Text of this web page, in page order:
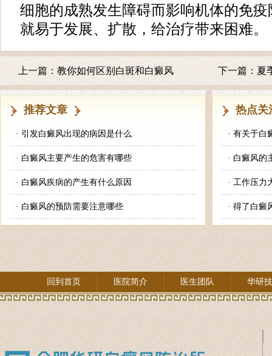
细胞的成熟发生障碍而影响机体的免
就易于发展、扩散，给治疗带来困难。
上一篇： 教你如何区别白斑和白癜风 下一篇： 夏
推荐文章
· 引发白癜风出现的病因是什么
· 白癜风主要产生的危害有哪些
· 白癜风疾病的产生有什么原因
· 白癜风的预防需要注意哪些
热点
· 有关于白
· 白癜风的
· 工作压力
· 得了白癜
回到首页 医院简介 医生团队 华研